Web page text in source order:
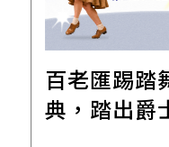
百老匯踢踏
典，踏出爵